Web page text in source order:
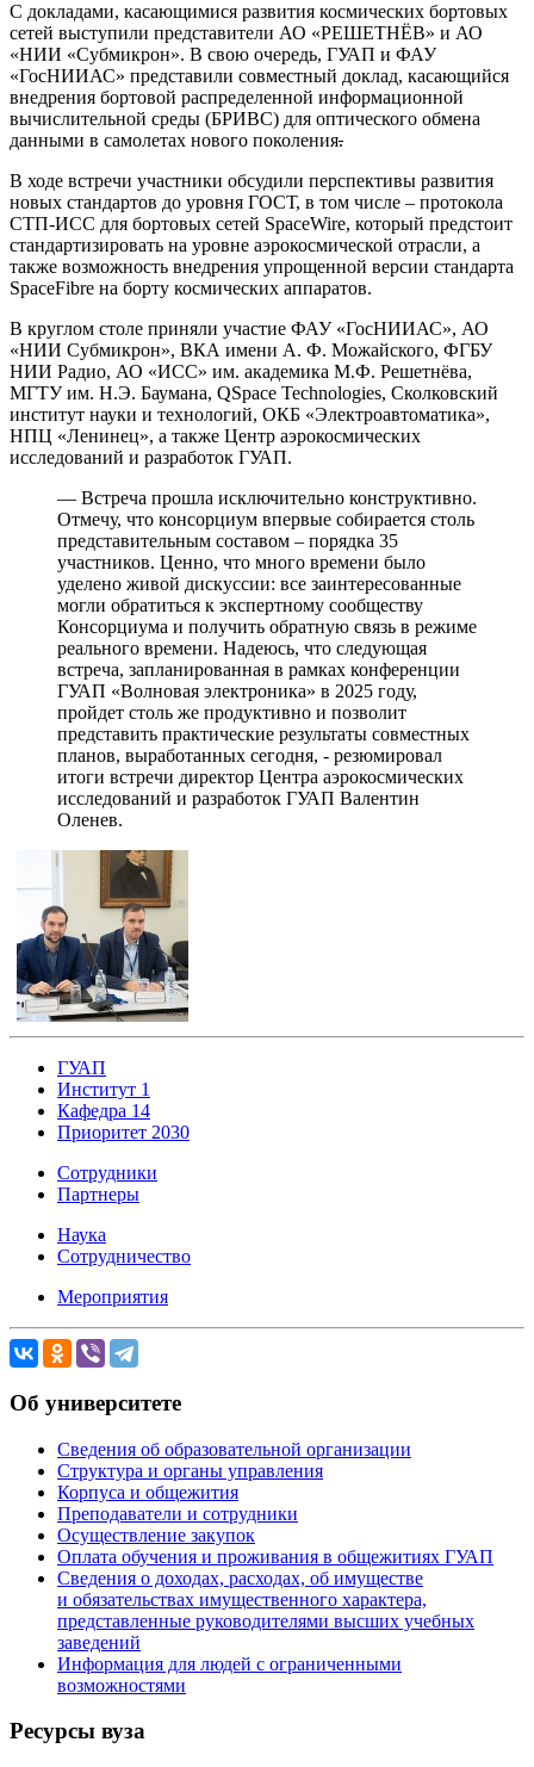
С докладами, касающимися развития космических бортовых
сетей выступили представители АО «РЕШЕТНЁВ» и АО
«НИИ «Субмикрон». В свою очередь, ГУАП и ФАУ
«ГосНИИАС» представили совместный доклад, касающийся
внедрения бортовой распределенной информационной
вычислительной среды (БРИВС) для оптического обмена
данными в самолетах нового поколения.
В ходе встречи участники обсудили перспективы развития
новых стандартов до уровня ГОСТ, в том числе – протокола
СТП-ИСС для бортовых сетей SpaceWire, который предстоит
стандартизировать на уровне аэрокосмической отрасли, а
также возможность внедрения упрощенной версии стандарта
SpaceFibre на борту космических аппаратов.
В круглом столе приняли участие ФАУ «ГосНИИАС», АО
«НИИ Субмикрон», ВКА имени А. Ф. Можайского, ФГБУ
НИИ Радио, АО «ИСС» им. академика М.Ф. Решетнёва,
МГТУ им. Н.Э. Баумана, QSpace Technologies, Сколковский
институт науки и технологий, ОКБ «Электроавтоматика»,
НПЦ «Ленинец», а также Центр аэрокосмических
исследований и разработок ГУАП.
— Встреча прошла исключительно конструктивно.
Отмечу, что консорциум впервые собирается столь
представительным составом – порядка 35
участников. Ценно, что много времени было
уделено живой дискуссии: все заинтересованные
могли обратиться к экспертному сообществу
Консорциума и получить обратную связь в режиме
реального времени. Надеюсь, что следующая
встреча, запланированная в рамках конференции
ГУАП «Волновая электроника» в 2025 году,
пройдет столь же продуктивно и позволит
представить практические результаты совместных
планов, выработанных сегодня, - резюмировал
итоги встречи директор Центра аэрокосмических
исследований и разработок ГУАП Валентин
Оленев.
ГУАП
Институт 1
Кафедра 14
Приоритет 2030
Сотрудники
Партнеры
Наука
Сотрудничество
Мероприятия
Об университете
Сведения об образовательной организации
Структура и органы управления
Корпуса и общежития
Преподаватели и сотрудники
Осуществление закупок
Оплата обучения и проживания в общежитиях ГУАП
Сведения о доходах, расходах, об имуществе
и обязательствах имущественного характера,
представленные руководителями высших учебных
заведений
Информация для людей с ограниченными
возможностями
Ресурсы вуза